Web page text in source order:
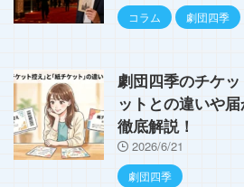
コラム 劇団四季
劇団四季のチケ
ットとの違いや
徹底解説！
2026/6/21
劇団四季